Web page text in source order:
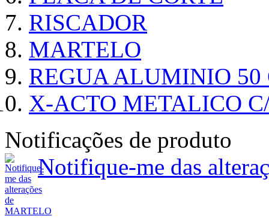
RISCADOR
MARTELO
REGUA ALUMINIO 50
X-ACTO METALICO
Notificações de produto
Notifique-me das